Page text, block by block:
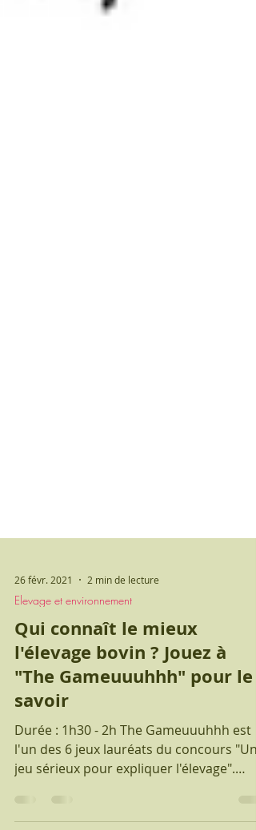
26 févr. 2021 2 min de lecture
Elevage et environnement
Qui connaît le mieux
l'élevage bovin ? Jouez à
"The Gameuuuhhh" pour le
savoir
Durée : 1h30 - 2h The Gameuuuhhh est
jeu sérieux pour expliquer l'élevage".